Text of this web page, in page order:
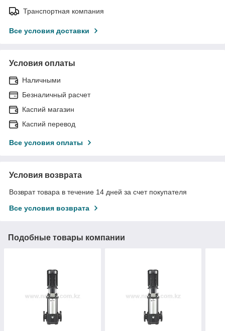
Транспортная компания
Все условия доставки
Условия оплаты
Наличными
Безналичный расчет
Каспий магазин
Каспий перевод
Все условия оплаты
Условия возврата
Возврат товара в течение 14 дней за счет покупателя
Все условия возврата
Подобные товары компании